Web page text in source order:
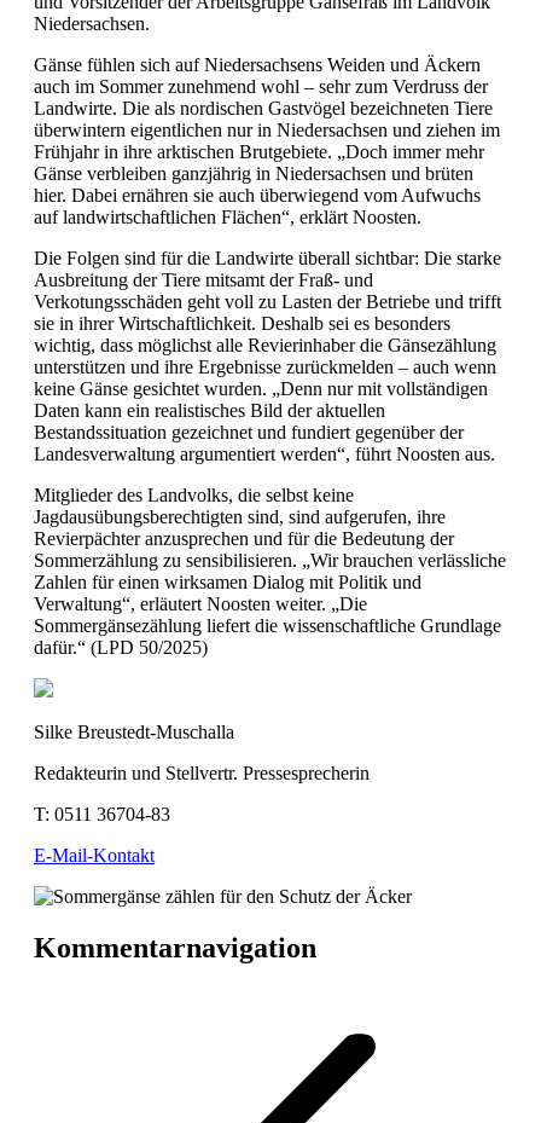
Niedersachsen.
Gänse fühlen sich auf Niedersachsens Weiden und Äckern
auch im Sommer zunehmend wohl – sehr zum Verdruss der
Landwirte. Die als nordischen Gastvögel bezeichneten Tiere
überwintern eigentlichen nur in Niedersachsen und ziehen im
Frühjahr in ihre arktischen Brutgebiete. „Doch immer mehr
Gänse verbleiben ganzjährig in Niedersachsen und brüten
hier. Dabei ernähren sie auch überwiegend vom Aufwuchs
auf landwirtschaftlichen Flächen“, erklärt Noosten.
Die Folgen sind für die Landwirte überall sichtbar: Die starke
Ausbreitung der Tiere mitsamt der Fraß- und
Verkotungsschäden geht voll zu Lasten der Betriebe und trifft
sie in ihrer Wirtschaftlichkeit. Deshalb sei es besonders
wichtig, dass möglichst alle Revierinhaber die Gänsezählung
unterstützen und ihre Ergebnisse zurückmelden – auch wenn
keine Gänse gesichtet wurden. „Denn nur mit vollständigen
Daten kann ein realistisches Bild der aktuellen
Bestandssituation gezeichnet und fundiert gegenüber der
Landesverwaltung argumentiert werden“, führt Noosten aus.
Mitglieder des Landvolks, die selbst keine
Jagdausübungsberechtigten sind, sind aufgerufen, ihre
Revierpächter anzusprechen und für die Bedeutung der
Sommerzählung zu sensibilisieren. „Wir brauchen verlässliche
Zahlen für einen wirksamen Dialog mit Politik und
Verwaltung“, erläutert Noosten weiter. „Die
Sommergänsezählung liefert die wissenschaftliche Grundlage
dafür.“ (LPD 50/2025)
Silke Breustedt-Muschalla
Redakteurin und Stellvertr. Pressesprecherin
T: 0511 36704-83
E-Mail-Kontakt
Kommentarnavigation